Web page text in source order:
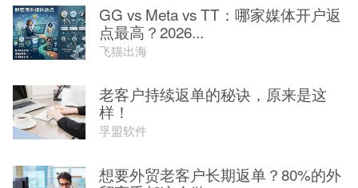
GG vs Meta vs TT：哪家媒体开户返
点最高？2026...
飞猫出海
老客户持续返单的秘诀，原来是这
样！
孚盟软件
想要外贸老客户长期返单？80%的外